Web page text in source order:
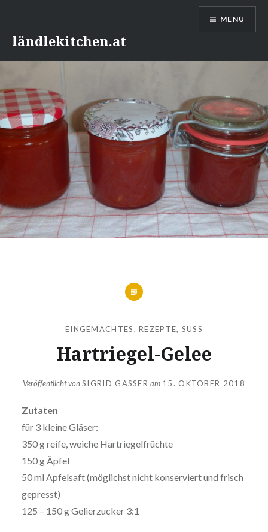
Inhaltländlekitchen.at
MENÜ
EINGEMACHTES,REZEPTE, SÜSS
Hartriegel-Gelee
Veröffentlicht vonSIGRID GASSER am 15. OKTOBER 2018
Zutaten
für 3 kleine Gläser:
350 g reife, weiche Hartriegelfrüchte
150 g Äpfel
50 ml Apfelsaft (möglichst nicht konserviert und frisch
gepresst)
125 – 150 g Gelierzucker 3:1